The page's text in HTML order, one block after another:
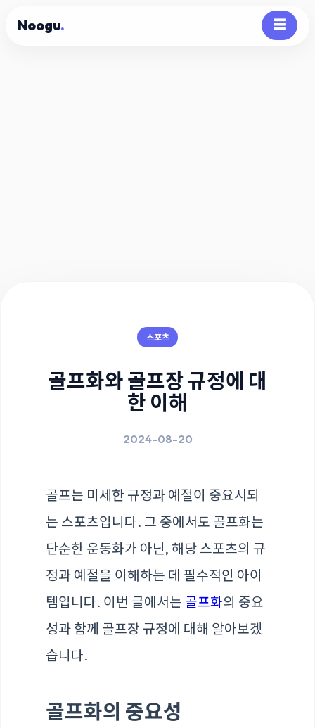
Noogu. ☰
스포츠
골프화와 골프장 규정에 대
한 이해
2024-08-20
골프는 미세한 규정과 예절이 중요시되
는 스포츠입니다. 그 중에서도 골프화는
단순한 운동화가 아닌, 해당 스포츠의 규
정과 예절을 이해하는 데 필수적인 아이
템입니다. 이번 글에서는 골프화의 중요
성과 함께 골프장 규정에 대해 알아보겠
습니다.
골프화의 중요성